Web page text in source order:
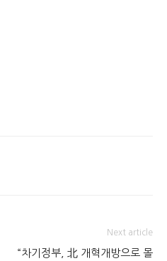
Next article
“차기정부, 北 개혁개방으로 몰